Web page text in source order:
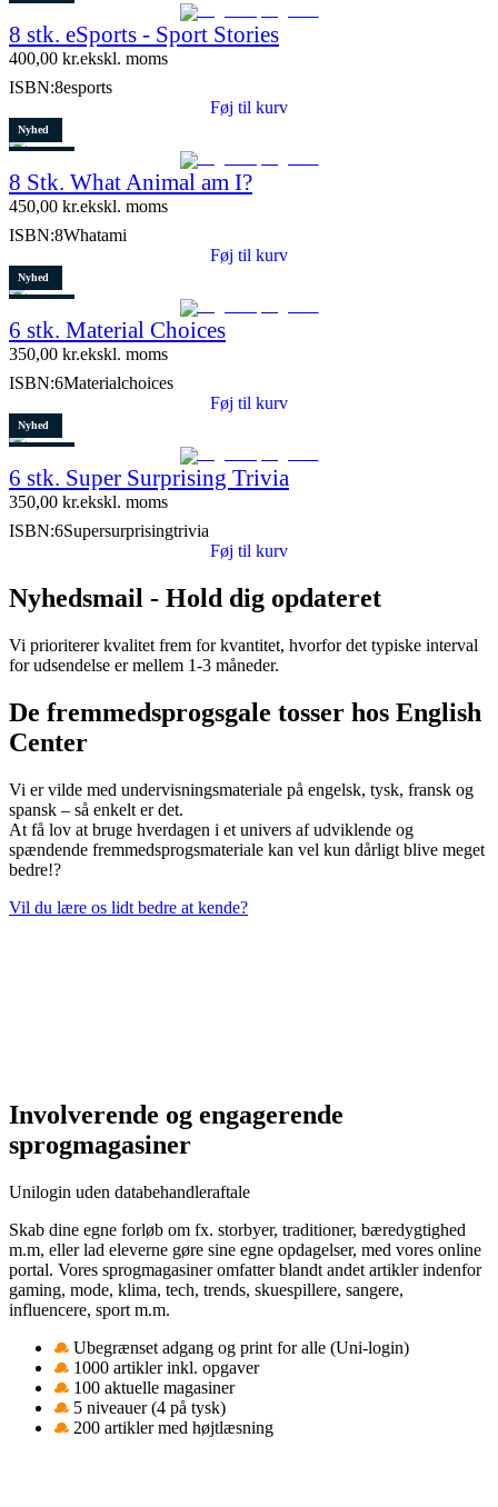
6 stk. tilbage
8 stk. eSports - Sport Stories
400,00 kr.ekskl. moms
ISBN:8esports
Føj til kurv
Nyhed
10 stk. tilbage
8 Stk. What Animal am I?
450,00 kr.ekskl. moms
ISBN:8Whatami
Føj til kurv
Nyhed
5 stk. tilbage
6 stk. Material Choices
350,00 kr.ekskl. moms
ISBN:6Materialchoices
Føj til kurv
Nyhed
8 stk. tilbage
6 stk. Super Surprising Trivia
350,00 kr.ekskl. moms
ISBN:6Supersurprisingtrivia
Føj til kurv
Nyhedsmail - Hold dig opdateret
Vi prioriterer kvalitet frem for kvantitet, hvorfor det typiske interval
for udsendelse er mellem 1-3 måneder.
De fremmedsprogsgale tosser hos English
Center
Vi er vilde med undervisningsmateriale på engelsk, tysk, fransk og
spansk – så enkelt er det.
At få lov at bruge hverdagen i et univers af udviklende og
spændende fremmedsprogsmateriale kan vel kun dårligt blive meget
bedre!?
Vil du lære os lidt bedre at kende?
Involverende og engagerende
sprogmagasiner
Unilogin uden databehandleraftale
Skab dine egne forløb om fx. storbyer, traditioner, bæredygtighed
m.m, eller lad eleverne gøre sine egne opdagelser, med vores online
portal. Vores sprogmagasiner omfatter blandt andet artikler indenfor
gaming, mode, klima, tech, trends, skuespillere, sangere,
influencere, sport m.m.
Ubegrænset adgang og print for alle (Uni-login)
1000 artikler inkl. opgaver
100 aktuelle magasiner
5 niveauer (4 på tysk)
200 artikler med højtlæsning